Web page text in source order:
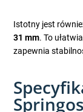
Istotny jest
31 mm. To
zapewnia